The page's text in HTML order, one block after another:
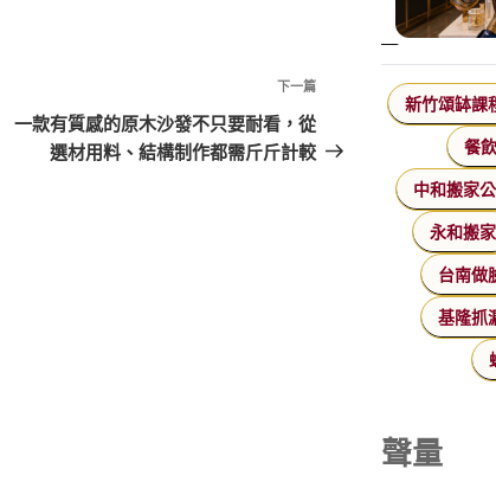
下
一
篇
下一篇
一款有質感的原木沙發不只要耐看，從
選材用料、結構制作都需斤斤計較
新竹頌缽課
餐
中和搬家
永和搬家
台南做
基隆抓
聲量